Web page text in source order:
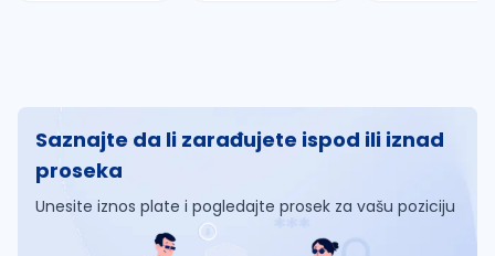
Saznajte da li zarađujete ispod ili iznad
proseka
Unesite iznos plate i pogledajte prosek za vašu poziciju